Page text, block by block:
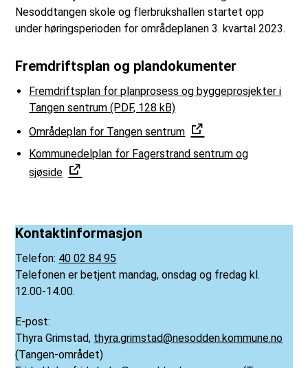
Nesoddtangen skole og flerbrukshallen startet opp
under høringsperioden for områdeplanen 3. kvartal 2023.
Fremdriftsplan og plandokumenter
Fremdriftsplan for planprosess og byggeprosjekter i
Tangen sentrum (PDF, 128 kB)
Områdeplan for Tangen sentrum
Kommunedelplan for Fagerstrand sentrum og
sjøside
Kontaktinformasjon
Telefon: 40 02 84 95
Telefonen er betjent mandag, onsdag og fredag kl.
12.00-14.00.
E-post:
Thyra Grimstad, thyra.grimstad@nesodden.kommune.no
(Tangen-området)